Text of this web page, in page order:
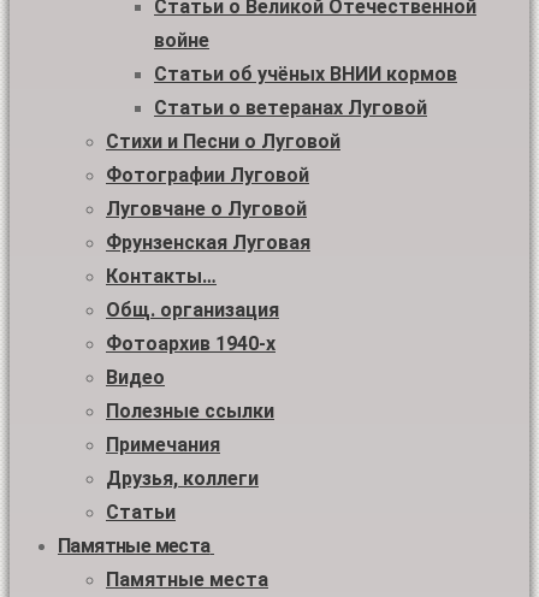
Статьи о Великой Отечественной
войне
Статьи об учёных ВНИИ кормов
Статьи о ветеранах Луговой
Стихи и Песни о Луговой
Фотографии Луговой
Луговчане о Луговой
Фрунзенская Луговая
Контакты…
Общ. организация
Фотоархив 1940-х
Видео
Полезные ссылки
Примечания
Друзья, коллеги
Статьи
Памятные места
Памятные места